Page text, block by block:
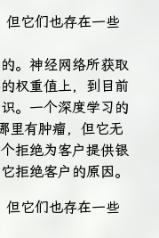
但它们也存在一些
。神经网络所获取
权重值上，到目前
。一个深度学习的
里有肿瘤，但它无
拒绝为客户提供银
拒绝客户的原因。
但它们也存在一些